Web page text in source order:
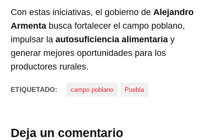
Con estas iniciativas, el gobierno de Alejandro
Armenta busca fortalecer el campo poblano,
impulsar laautosuficiencia alimentaria y
generar mejores oportunidades para los
productores rurales.
ETIQUETADO: campo poblano Puebla
Deja un comentario